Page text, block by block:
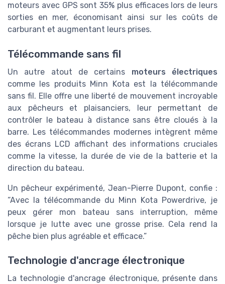
moteurs avec GPS sont 35% plus efficaces lors de leurs
sorties en mer, économisant ainsi sur les coûts de
carburant et augmentant leurs prises.
Télécommande sans fil
Un autre atout de certains moteurs électriques
comme les produits Minn Kota est la télécommande
sans fil. Elle offre une liberté de mouvement incroyable
aux pêcheurs et plaisanciers, leur permettant de
contrôler le bateau à distance sans être cloués à la
barre. Les télécommandes modernes intègrent même
des écrans LCD affichant des informations cruciales
comme la vitesse, la durée de vie de la batterie et la
direction du bateau.
Un pêcheur expérimenté, Jean-Pierre Dupont, confie :
“Avec la télécommande du Minn Kota Powerdrive, je
peux gérer mon bateau sans interruption, même
lorsque je lutte avec une grosse prise. Cela rend la
pêche bien plus agréable et efficace.”
Technologie d'ancrage électronique
La technologie d'ancrage électronique, présente dans